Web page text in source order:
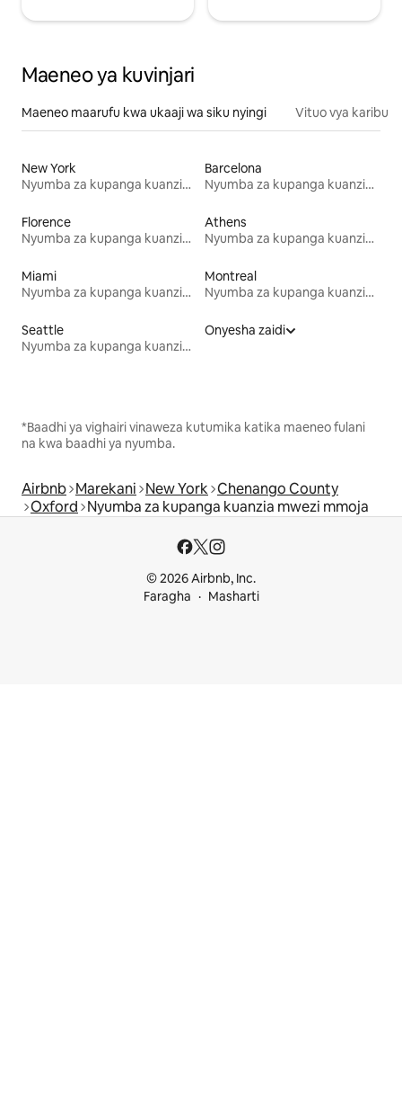
Maeneo ya kuvinjari
Maeneo maarufu kwa ukaaji wa siku nyingi Vituo vya karibu
New York
Nyumba za kupanga kuanzia mwezi mmoja
Barcelona
Nyumba za kupanga kuanzia mwezi mmoja
Florence
Nyumba za kupanga kuanzia mwezi mmoja
Athens
Nyumba za kupanga kuanzia mwezi mmoja
Miami
Nyumba za kupanga kuanzia mwezi mmoja
Montreal
Nyumba za kupanga kuanzia mwezi mmoja
Seattle
Nyumba za kupanga kuanzia mwezi mmoja
Onyesha zaidi
*Baadhi ya vighairi vinaweza kutumika katika maeneo fulani
na kwa baadhi ya nyumba.
Airbnb Marekani New York Chenango County
Oxford Nyumba za kupanga kuanzia mwezi mmoja
© 2026 Airbnb, Inc.
Faragha
Masharti